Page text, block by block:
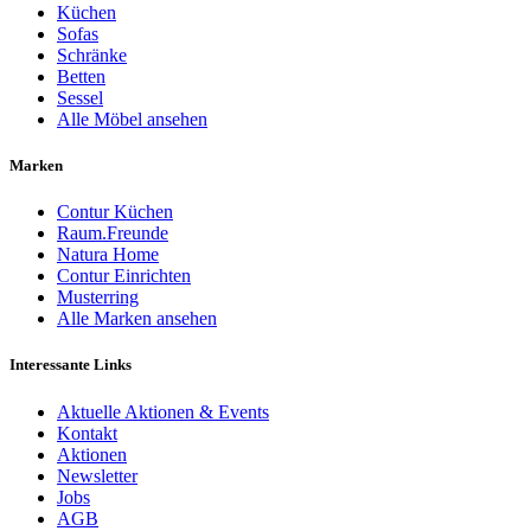
Küchen
Sofas
Schränke
Betten
Sessel
Alle Möbel ansehen
Marken
Contur Küchen
Raum.Freunde
Natura Home
Contur Einrichten
Musterring
Alle Marken ansehen
Interessante Links
Aktuelle Aktionen & Events
Kontakt
Aktionen
Newsletter
Jobs
AGB